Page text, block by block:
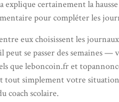
explique certainement la
pour compléter les
eux choisissent les
peut se passer des semaines
que leboncoin.fr et
tout simplement votre situation
coach scolaire.